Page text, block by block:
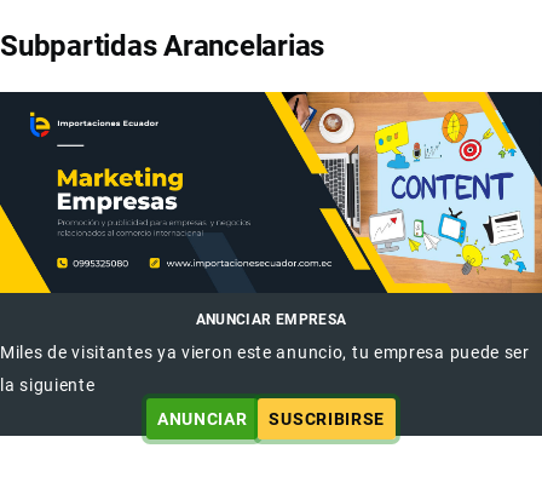
Subpartidas Arancelarias
ANUNCIAR EMPRESA
Miles de visitantes ya vieron este anuncio, tu empresa puede ser
la siguiente
ANUNCIAR
SUSCRIBIRSE